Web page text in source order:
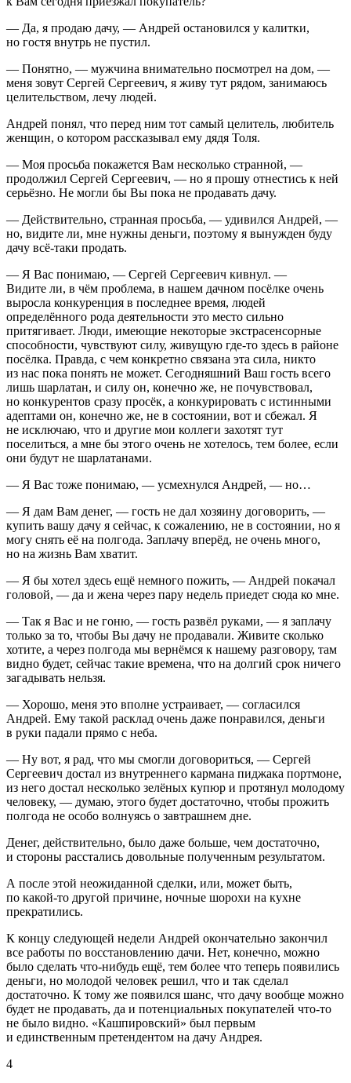
— Да, я продаю дачу, — Андрей остановился у калитки,
но гостя внутрь не пустил.
— Понятно, — мужчина внимательно посмотрел на дом, —
меня зовут Сергей Сергеевич, я живу тут рядом, занимаюсь
целительством, лечу людей.
Андрей понял, что перед ним тот самый целитель, любитель
женщин, о котором рассказывал ему дядя Толя.
— Моя просьба покажется Вам несколько странной, —
продолжил Сергей Сергеевич, — но я прошу отнестись к ней
серьёзно. Не могли бы Вы пока не продавать дачу.
— Действительно, странная просьба, — удивился Андрей, —
но, видите ли, мне нужны деньги, поэтому я вынужден буду
дачу всё-таки продать.
— Я Вас понимаю, — Сергей Сергеевич кивнул. —
Видите ли, в чём проблема, в нашем дачном посёлке очень
выросла конкуренция в последнее время, людей
определённого рода деятельности это место сильно
притягивает. Люди, имеющие некоторые экстрасенсорные
способности, чувствуют силу, живущую где-то здесь в районе
посёлка. Правда, с чем конкретно связана эта сила, никто
из нас пока понять не может. Сегодняшний Ваш гость всего
лишь шарлатан, и силу он, конечно же, не почувствовал,
но конкурентов сразу просёк, а конкурировать с истинными
адептами он, конечно же, не в состоянии, вот и сбежал. Я
не исключаю, что и другие мои коллеги захотят тут
поселиться, а мне бы этого очень не хотелось, тем более, если
они будут не шарлатанами.
— Я Вас тоже понимаю, — усмехнулся Андрей, — но…
— Я дам Вам денег, — гость не дал хозяину договорить, —
купить вашу дачу я сейчас, к сожалению, не в состоянии, но я
могу снять её на полгода. Заплачу вперёд, не очень много,
но на жизнь Вам хватит.
— Я бы хотел здесь ещё немного пожить, — Андрей покачал
головой, — да и жена через пару недель приедет сюда ко мне.
— Так я Вас и не гоню, — гость развёл руками, — я заплачу
только за то, чтобы Вы дачу не продавали. Живите сколько
хотите, а через полгода мы вернёмся к нашему разговору, там
видно будет, сейчас такие времена, что на долгий срок ничего
загадывать нельзя.
— Хорошо, меня это вполне устраивает, — согласился
Андрей. Ему такой расклад очень даже понравился, деньги
в руки падали прямо с неба.
— Ну вот, я рад, что мы смогли договориться, — Сергей
Сергеевич достал из внутреннего кармана пиджака портмоне,
из него достал несколько зелёных купюр и протянул молодому
человеку, — думаю, этого будет достаточно, чтобы прожить
полгода не особо волнуясь о завтрашнем дне.
Денег, действительно, было даже больше, чем достаточно,
и стороны расстались довольные полученным результатом.
А после этой неожиданной сделки, или, может быть,
по какой-то другой причине, ночные шорохи на кухне
прекратились.
К концу следующей недели Андрей окончательно закончил
все работы по восстановлению дачи. Нет, конечно, можно
было сделать что-нибудь ещё, тем более что теперь появились
деньги, но молодой человек решил, что и так сделал
достаточно. К тому же появился шанс, что дачу вообще можно
будет не продавать, да и потенциальных покупателей что-то
не было видно. «Кашпировский» был первым
и единственным претендентом на дачу Андрея.
4